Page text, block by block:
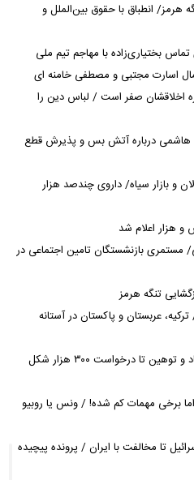
هرمز/ انطباق با حقوق بین‌الملل و
بختیاری‌زاده با مهاجم تیم ملی
اسارت مجتبی و مصطفی خامنه ای
اخلاقشان صفر است / لباس دین را
هاشمی درباره آتش بس و پذیرش قطع
و بازار سیاه/ داروی چندصد هزار
هزار اعلام شد
مستمری بازنشستگان تامین اجتماعی در
تنگه هرمز
عربستان و پاکستان در آستانه
دردسر جدید همسر نتانیاهو/ از فریاد و توهین تا درخواست ۳۰۰ هزار شکل
اما برخی مهمات کم شده! / ونس یا روبیو
تا مخالفت با ایران / پرونده پیچیده